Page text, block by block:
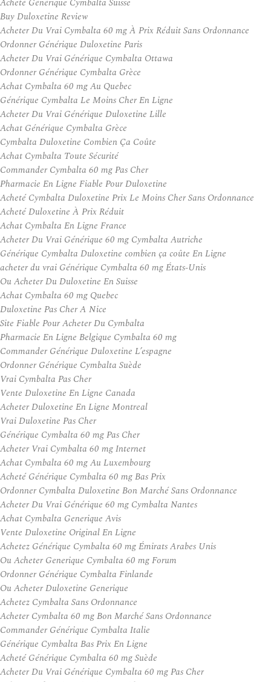
Buy Duloxetine Review
Acheter Du Vrai Cymbalta 60 mg À Prix Réduit Sans Ordonnance
Ordonner Générique Duloxetine Paris
Acheter Du Vrai Générique Cymbalta Ottawa
Ordonner Générique Cymbalta Grèce
Achat Cymbalta 60 mg Au Quebec
Générique Cymbalta Le Moins Cher En Ligne
Acheter Du Vrai Générique Duloxetine Lille
Achat Générique Cymbalta Grèce
Cymbalta Duloxetine Combien Ça Coûte
Achat Cymbalta Toute Sécurité
Commander Cymbalta 60 mg Pas Cher
Pharmacie En Ligne Fiable Pour Duloxetine
Acheté Cymbalta Duloxetine Prix Le Moins Cher Sans Ordonnance
Acheté Duloxetine À Prix Réduit
Achat Cymbalta En Ligne France
Acheter Du Vrai Générique 60 mg Cymbalta Autriche
Générique Cymbalta Duloxetine combien ça coûte En Ligne
acheter du vrai Générique Cymbalta 60 mg États-Unis
Ou Acheter Du Duloxetine En Suisse
Achat Cymbalta 60 mg Quebec
Duloxetine Pas Cher A Nice
Site Fiable Pour Acheter Du Cymbalta
Pharmacie En Ligne Belgique Cymbalta 60 mg
Commander Générique Duloxetine L’espagne
Ordonner Générique Cymbalta Suède
Vrai Cymbalta Pas Cher
Vente Duloxetine En Ligne Canada
Acheter Duloxetine En Ligne Montreal
Vrai Duloxetine Pas Cher
Générique Cymbalta 60 mg Pas Cher
Acheter Vrai Cymbalta 60 mg Internet
Achat Cymbalta 60 mg Au Luxembourg
Acheté Générique Cymbalta 60 mg Bas Prix
Ordonner Cymbalta Duloxetine Bon Marché Sans Ordonnance
Acheter Du Vrai Générique 60 mg Cymbalta Nantes
Achat Cymbalta Generique Avis
Vente Duloxetine Original En Ligne
Achetez Générique Cymbalta 60 mg Émirats Arabes Unis
Ou Acheter Generique Cymbalta 60 mg Forum
Ordonner Générique Cymbalta Finlande
Ou Acheter Duloxetine Generique
Achetez Cymbalta Sans Ordonnance
Acheter Cymbalta 60 mg Bon Marché Sans Ordonnance
Commander Générique Cymbalta Italie
Générique Cymbalta Bas Prix En Ligne
Acheté Générique Cymbalta 60 mg Suède
Acheter Du Vrai Générique Cymbalta 60 mg Pas Cher